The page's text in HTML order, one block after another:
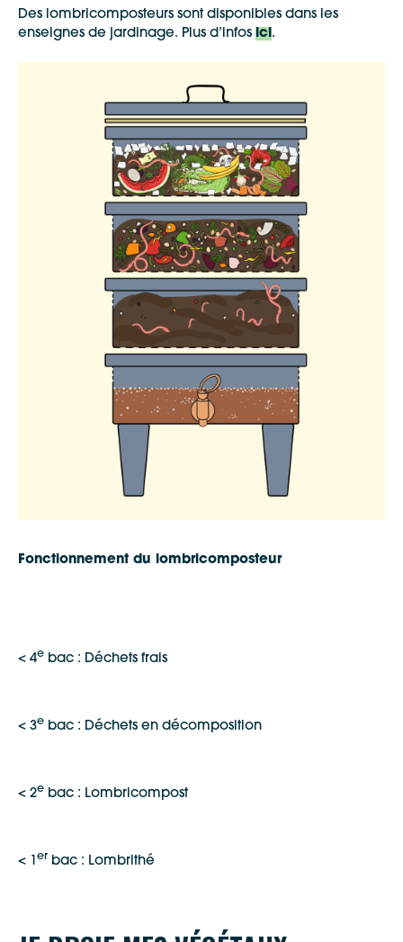
Des lombricomposteurs sont disponibles dans les
enseignes de jardinage. Plus d’infos ici.
Fonctionnement du lombricomposteur
< 4e bac : Déchets frais
< 3e bac : Déchets en décomposition
< 2e bac : Lombricompost
< 1er bac : Lombrithé